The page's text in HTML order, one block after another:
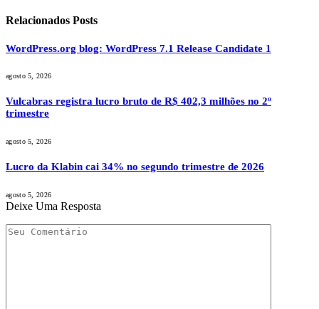
Relacionados Posts
WordPress.org blog: WordPress 7.1 Release Candidate 1
agosto 5, 2026
Vulcabras registra lucro bruto de R$ 402,3 milhões no 2º
trimestre
agosto 5, 2026
Lucro da Klabin cai 34% no segundo trimestre de 2026
agosto 5, 2026
Deixe Uma Resposta